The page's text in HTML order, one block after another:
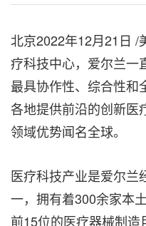
北京2022年12月21日 /
疗科技中心，爱尔兰一
最具协作性、综合性和
各地提供前沿的创新医
领域优势闻名全球。
医疗科技产业是爱尔兰
一，拥有着300余家本
前15位的医疗器械制